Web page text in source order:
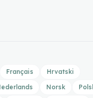
Français
Hrvatski
Norsk